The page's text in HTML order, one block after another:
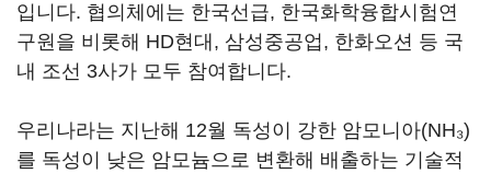
입니다. 협의체에는 한국선급, 한국화학융합시험연
구원을 비롯해 HD현대, 삼성중공업, 한화오션 등 국
내 조선 3사가 모두 참여합니다.
우리나라는 지난해 12월 독성이 강한 암모니아(NH₃)
를 독성이 낮은 암모늄으로 변환해 배출하는 기술적